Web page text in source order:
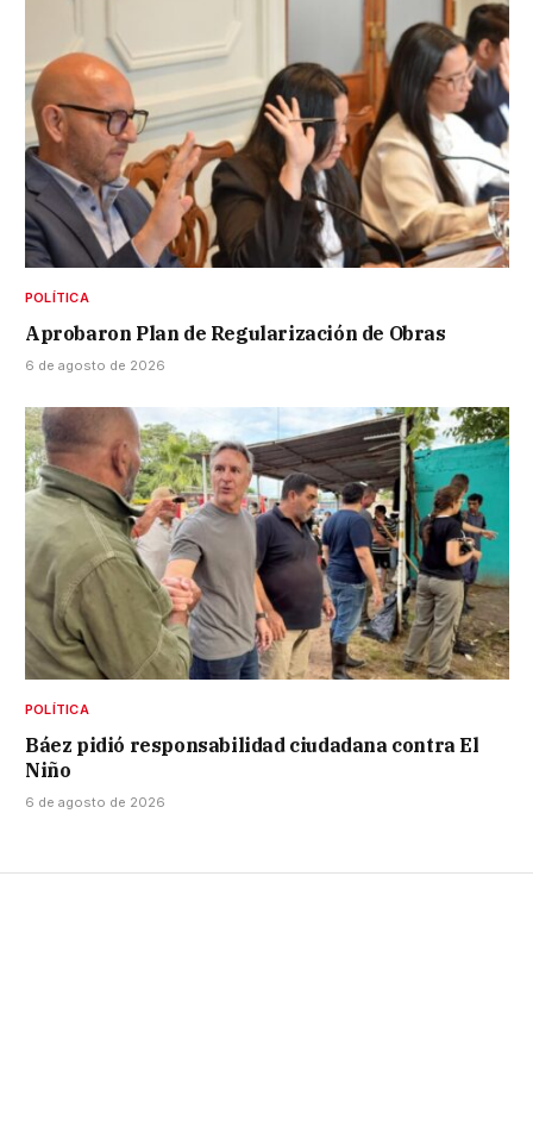
POLÍTICA
Aprobaron Plan de Regularización de Obras
6 de agosto de 2026
POLÍTICA
Báez pidió responsabilidad ciudadana contra El
Niño
6 de agosto de 2026